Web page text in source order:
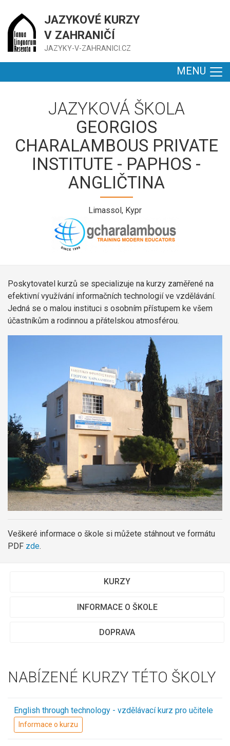
JAZYKOVÉ KURZY
V ZAHRANIČÍ
JAZYKY-V-ZAHRANICI.CZ
MENU
JAZYKOVÁ ŠKOLA
GEORGIOS
CHARALAMBOUS PRIVATE
INSTITUTE - PAPHOS -
ANGLIČTINA
Limassol, Kypr
Poskytovatel kurzů se specializuje na kurzy zaměřené na
efektivní využívání informačních technologií ve vzdělávání.
Jedná se o malou instituci s osobním přístupem ke všem
účastníkům a rodinnou a přátelskou atmosférou.
Veškeré informace o škole si můžete stáhnout ve formátu
PDF zde.
KURZY
INFORMACE O ŠKOLE
DOPRAVA
NABÍZENÉ KURZY TÉTO ŠKOLY
English through technology - vzdělávací kurz pro učitele
Informace o kurzu